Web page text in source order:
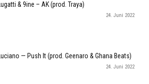
Lugatti & 9ine – AK (prod. Traya)
24. Juni 2022
Luciano — Push It (prod. Geenaro & Ghana Beats)
24. Juni 2022